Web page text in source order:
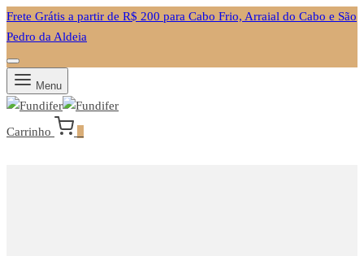
Frete Grátis a partir de R$ 200 para Cabo Frio, Arraial do Cabo e São
Pedro da Aldeia
Menu
Carrinho